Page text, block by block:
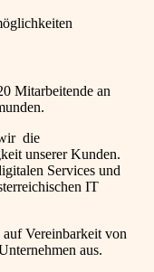
Mitarbeitende an
die
unserer Kunden.
Services und
IT
Vereinbarkeit von
aus.